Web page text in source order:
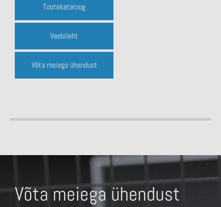
Tootekataloog
Veebileht
Võta meiega ühendust
Võta meiega ühendust